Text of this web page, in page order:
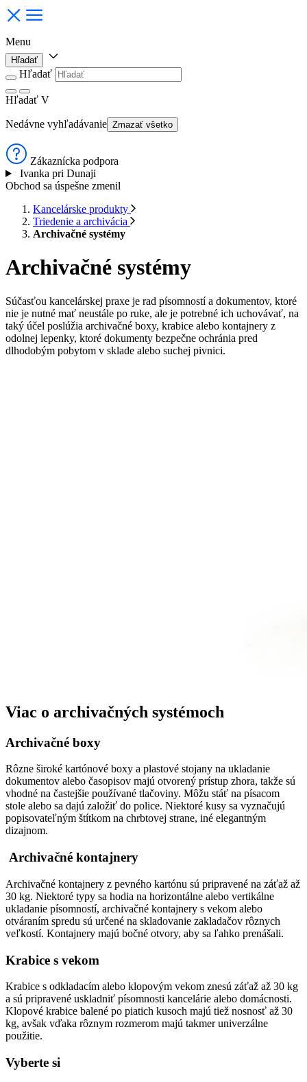
Menu
Hľadať
Hľadať
Hľadať V
Nedávne vyhľadávanie Zmazať všetko
Zákaznícka podpora
Ivanka pri Dunaji
Obchod sa úspešne zmenil
Kancelárske produkty
Triedenie a archivácia
Archivačné systémy
Archivačné systémy
Súčasťou kancelárskej praxe je rad písomností a dokumentov, ktoré
nie je nutné mať neustále po ruke, ale je potrebné ich uchovávať, na
taký účel poslúžia archivačné boxy, krabice alebo kontajnery z
odolnej lepenky, ktoré dokumenty bezpečne ochránia pred
dlhodobým pobytom v sklade alebo suchej pivnici.
Viac o archivačných systémoch
Archivačné boxy
Rôzne široké kartónové boxy a plastové stojany na ukladanie
dokumentov alebo časopisov majú otvorený prístup zhora, takže sú
vhodné na častejšie používané tlačoviny. Môžu stáť na písacom
stole alebo sa dajú založiť do police. Niektoré kusy sa vyznačujú
popisovateľným štítkom na chrbtovej strane, iné elegantným
dizajnom.
Archivačné kontajnery
Archivačné kontajnery z pevného kartónu sú pripravené na záťaž až
30 kg. Niektoré typy sa hodia na horizontálne alebo vertikálne
ukladanie písomností, archivačné kontajnery s vekom alebo
otváraním spredu sú určené na skladovanie zakladačov rôznych
veľkostí. Kontajnery majú bočné otvory, aby sa ľahko prenášali.
Krabice s vekom
Krabice s odkladacím alebo klopovým vekom znesú záťaž až 30 kg
a sú pripravené uskladniť písomnosti kancelárie alebo domácnosti.
Klopové krabice balené po piatich kusoch majú tiež nosnosť až 30
kg, avšak vďaka rôznym rozmerom majú takmer univerzálne
použitie.
Vyberte si